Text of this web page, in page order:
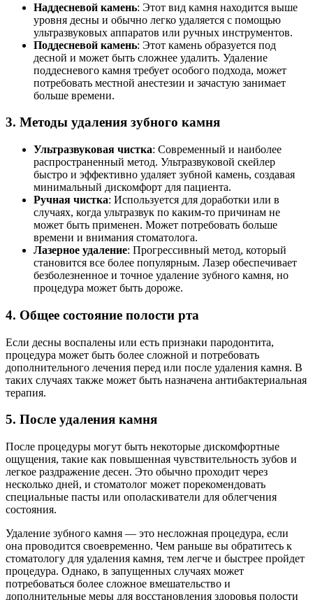
Наддесневой камень: Этот вид камня находится выше
уровня десны и обычно легко удаляется с помощью
ультразвуковых аппаратов или ручных инструментов.
Поддесневой камень: Этот камень образуется под
десной и может быть сложнее удалить. Удаление
поддесневого камня требует особого подхода, может
потребовать местной анестезии и зачастую занимает
больше времени.
3. Методы удаления зубного камня
Ультразвуковая чистка: Современный и наиболее
распространенный метод. Ультразвуковой скейлер
быстро и эффективно удаляет зубной камень, создавая
минимальный дискомфорт для пациента.
Ручная чистка: Используется для доработки или в
случаях, когда ультразвук по каким-то причинам не
может быть применен. Может потребовать больше
времени и внимания стоматолога.
Лазерное удаление: Прогрессивный метод, который
становится все более популярным. Лазер обеспечивает
безболезненное и точное удаление зубного камня, но
процедура может быть дороже.
4. Общее состояние полости рта
Если десны воспалены или есть признаки пародонтита,
процедура может быть более сложной и потребовать
дополнительного лечения перед или после удаления камня. В
таких случаях также может быть назначена антибактериальная
терапия.
5. После удаления камня
После процедуры могут быть некоторые дискомфортные
ощущения, такие как повышенная чувствительность зубов и
легкое раздражение десен. Это обычно проходит через
несколько дней, и стоматолог может порекомендовать
специальные пасты или ополаскиватели для облегчения
состояния.
Удаление зубного камня — это несложная процедура, если
она проводится своевременно. Чем раньше вы обратитесь к
стоматологу для удаления камня, тем легче и быстрее пройдет
процедура. Однако, в запущенных случаях может
потребоваться более сложное вмешательство и
дополнительные меры для восстановления здоровья полости